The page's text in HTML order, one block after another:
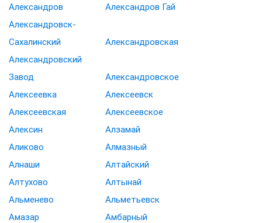
Александров
Александров Гай
Александровск-
Сахалинский
Александровская
Александровский
Завод
Александровское
Алексеевка
Алексеевск
Алексеевская
Алексеевское
Алексин
Алзамай
Аликово
Алмазный
Алнаши
Алтайский
Алтухово
Алтынай
Альменево
Альметьевск
Амазар
Амбарный